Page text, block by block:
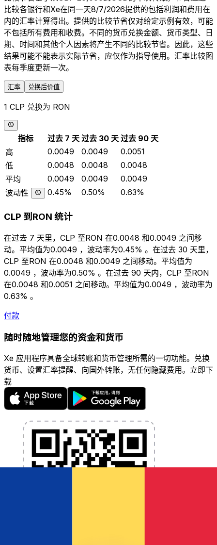
比较各银行和Xe在同一天8/7/2026提供的包括利润和费用在
内的汇率计算得出。提供的比较节省仅对给定示例有效，可能
不包括所有费用和收费。不同的货币兑换金额、货币类型、日
期、时间和其他个人因素将产生不同的比较节省。因此，这些
结果可能不能表示实际节省，应仅作为指导使用。汇率比较图
表每季度更新一次。
汇率 兑换后价值
1 CLP 兑换为 RON
指标 过去 7 天 过去 30 天 过去 90 天
高
0.0049 0.0049
0.0051
低
0.0048 0.0048
0.0048
平均
0.0049 0.0049
0.0049
波动性
0.45% 0.50% 0.63%
CLP 到RON 统计
在过去 7 天里，CLP 至RON 在0.0048 和0.0049 之间移
动。平均值为0.0049 ，波动率为0.45% 。在过去 30 天里，
CLP 至RON 在0.0048 和0.0049 之间移动。平均值为
0.0049 ，波动率为0.50% 。在过去 90 天内，CLP 至RON
在0.0048 和0.0051 之间移动。平均值为0.0049 ，波动率为
0.63% 。
付款
随时随地管理您的资金和货币
Xe 应用程序具备全球转账和货币管理所需的一切功能。兑换
货币、设置汇率提醒、向国外转账，无任何隐藏费用。立即下
载